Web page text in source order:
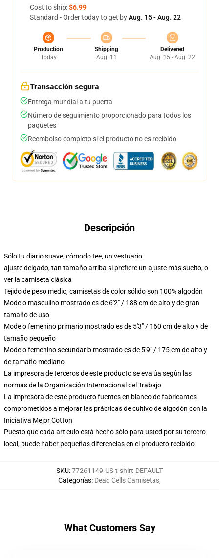
Cost to ship:$6.99
Standard - Order today to get byAug. 15 - Aug. 22
Production
Today
Shipping
Aug. 11
Delivered
Aug. 15 - Aug. 22
Transacción segura
Entrega mundial a tu puerta
Número de seguimiento proporcionado para todos los
paquetes
Reembolso completo si el producto no es recibido
Descripción
Sólo tu diario suave, cómodo tee, un vestuario
ajuste delgado, tan tamaño arriba si prefiere un ajuste más suelto, o
ver la camiseta clásica
Tejido de peso medio, camisetas de color sólido son 100% algodón
Modelo masculino mostrado es de 6'2" / 188 cm de alto y de gran
tamaño de uso
Modelo femenino primario mostrado es de 5'3" / 160 cm de alto y de
tamaño pequeño
Modelo femenino secundario mostrado es de 5'9" / 175 cm de alto y
de tamaño mediano
La impresora de terceros de este producto se evalúa según las
normas de la Organización Internacional del Trabajo
La impresora de este producto fuentes en blanco de fabricantes
comprometidos a mejorar las prácticas de cultivo de algodón con la
Iniciativa Mejor Cotton
Puesto que cada artículo está hecho sólo para usted por su tercero
local, puede haber pequeñas diferencias en el producto recibido
SKU:77261149-US-t-shirt-DEFAULT
Categorías: Dead Cells Camisetas,
What Customers Say